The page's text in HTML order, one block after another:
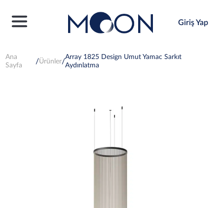
Giriş Yap
Ana
Sayfa
Ürünler
Array 1825 Design Umut Yamac Sarkıt
Aydınlatma